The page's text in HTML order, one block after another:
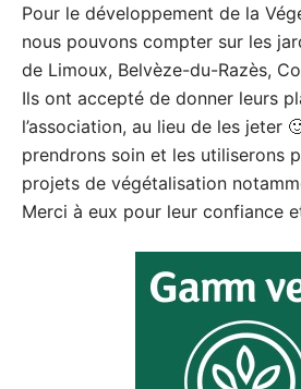
Pour le développement de la
nous pouvons compter sur les
de Limoux, Belvèze-du-Razès,
Ils ont accepté de donner leurs
l’association, au lieu de les jeter
prendrons soin et les utiliserons
projets de végétalisation
Merci à eux pour leur confiance